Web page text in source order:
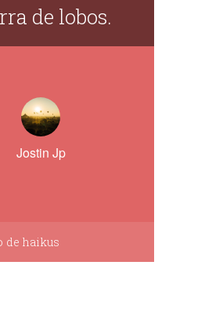
de lobos.
Jostin Jp
de haikus